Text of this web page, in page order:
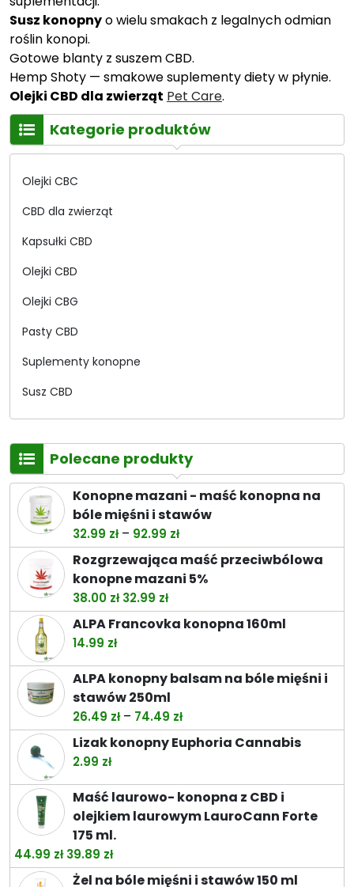
Susz konopnyo wielu smakach z legalnych odmian
roślin konopi.
Gotowe blanty z suszem CBD.
Hemp Shoty — smakowe suplementy diety w płynie.
Olejki CBD dla zwierząt Pet Care.
Kategorie produktów
Olejki CBC
CBD dla zwierząt
Kapsułki CBD
Olejki CBD
Olejki CBG
Pasty CBD
Suplementy konopne
Susz CBD
Polecane produkty
Konopne mazani - maść konopna na
bóle mięśni i stawów
32.99 zł – 92.99 złZakres
cen:
od
do
92.99 zł
Rozgrzewająca maść przeciwbólowa
konopne mazani 5%
38.00 zł Pierwotna
cena
32.99 złAktualna
cena
ALPA Francovka konopna 160ml
14.99 zł
ALPA konopny balsam na bóle mięśni i
stawów 250ml
26.49 zł – 74.49 złZakres
cen:
od
do
74.49 zł
Lizak konopny Euphoria Cannabis
2.99 zł
Maść laurowo- konopna z CBD i
olejkiem laurowym LauroCann Forte
175 ml.
44.99 zł Pierwotna
cena
39.89 złAktualna
cena
Żel na bóle mięśni i stawów 150 ml